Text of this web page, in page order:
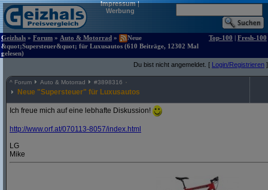
Impressum|
Werbung
Geizhals » Forum » Auto & Motorrad »
Neue
&quot;Supersteuer&quot; für Luxusautos (610 Beiträge, 12302 Mal
gelesen)
Top-100 | Fresh-100
Du bist nicht angemeldet. [ Login/Registrieren ]
^ Forum Auto & Motorrad #3898316
Neue "Supersteuer" für Luxusautos
Ich freue mich auf eine lebhafte Diskussion!
http://www.orf.at/070113-8057/index.html
LG
Mike